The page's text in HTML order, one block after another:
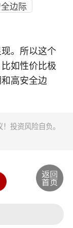
边际
。所以这个
如性价比极
高安全边
投资风险自负。